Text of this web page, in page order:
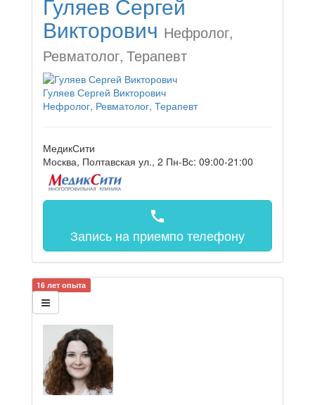
Гуляев Сергей
Викторович Нефролог,
Ревматолог, Терапевт
Гуляев Сергей Викторович
Нефролог, Ревматолог, Терапевт
МедикСити
Москва, Полтавская ул., 2 Пн-Вс: 09:00-21:00
call
Запись на приемпо телефону
16 лет опыта